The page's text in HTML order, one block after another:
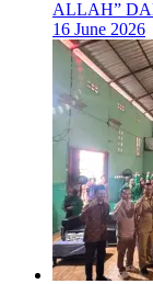
ALLAH”
16 June 2026